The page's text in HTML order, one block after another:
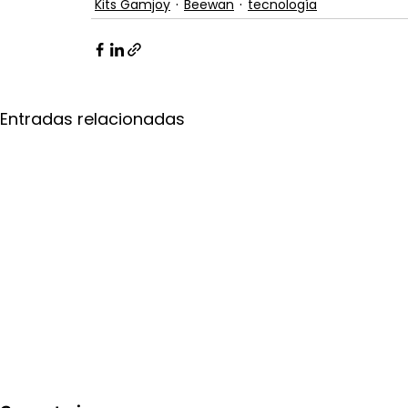
Kits Gamjoy Beewan tecnología
Entradas relacionadas